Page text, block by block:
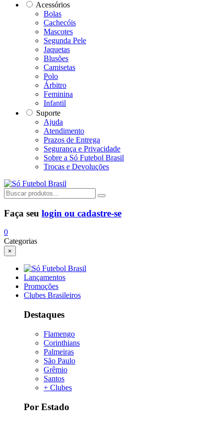
Acessórios
Bolas
Cachecóis
Mascotes
Segunda Pele
Jaquetas
Blusões
Camisetas
Polo
Árbitro
Feminina
Infantil
Suporte
Ajuda
Atendimento
Prazos de Entrega
Segurança e Privacidade
Sobre a Só Futebol Brasil
Trocas e Devoluções
Faça seu login ou cadastre-se
0
Categorias
×
Lançamentos
Promoções
Clubes Brasileiros
Destaques
Flamengo
Corinthians
Palmeiras
São Paulo
Grêmio
Santos
+ Clubes
Por Estado